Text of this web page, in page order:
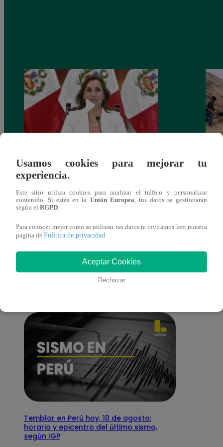
Congreso: proponen que el aumento del
salario presidencial se aplique desde 2026
Las
También te puede
interesar
Temblor en Perú hoy, 10 de agosto:
horario y epicentro del último sismo,
según IGP
Usamos cookies para mejorar tu
experiencia.
Este sitio utiliza cookies para analizar el tráfico y personalizar
contenido. Si estás en la Unión Europea, tus datos se gestionarán
según el RGPD.
Para conocer mejor como se utilizan tus datos te invitamos leer nuestra
pagina de Política de privacidad.
Aceptar Cookies
Rechazar